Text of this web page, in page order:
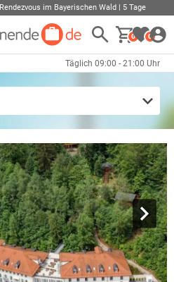
Rendezvous im Bayerischen Wald | 5 Tage
0 0
Täglich 09:00 - 21:00 Uhr